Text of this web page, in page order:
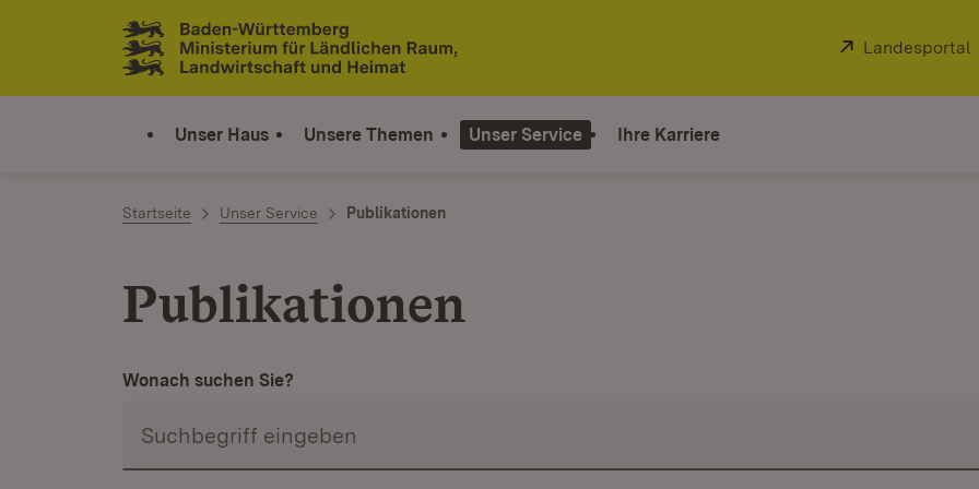
Zum Inhalt springen
Link zur Startseite
Extern:
Landesportal
Unser Haus Unsere Themen Unser Service Ihre Karriere
Startseite Unser Service Publikationen
Publikationen
Wonach suchen Sie?